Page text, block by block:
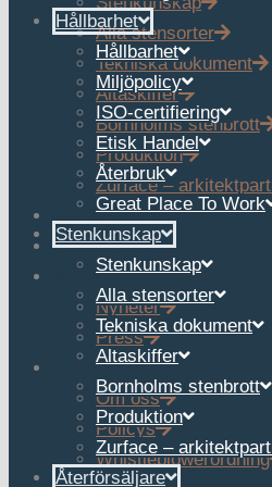
Alla stensorter
Tekniska dokument
Altaskiffer
Bornholms stenbrott
Produktion
Zurface –
Återförsäljare
Referenser
Nyheter
Nyheter
Press
Om oss
Om oss
Policys
Whistleblowerordning
Hållbarhet
Hållbarhet
Miljöpolicy
ISO-certifiering
Etisk Handel
Återbruk
Great Place To Work
Stenkunskap
Stenkunskap
Alla stensorter
Tekniska dokument
Altaskiffer
Bornholms stenbrott
Produktion
Zurface –
Återförsäljare